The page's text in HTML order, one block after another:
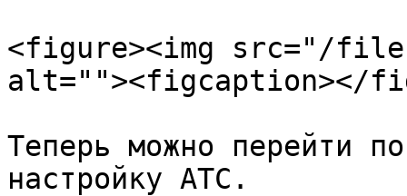
<figure><img src="/
alt=""><figcaption></
Теперь можно перейти
настройку АТС.